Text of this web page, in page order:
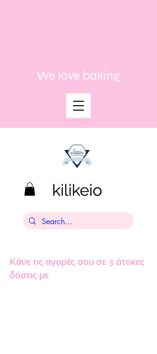
We love baking
Κάνε τις αγορές σου σε 3 άτοκες
δόσεις με